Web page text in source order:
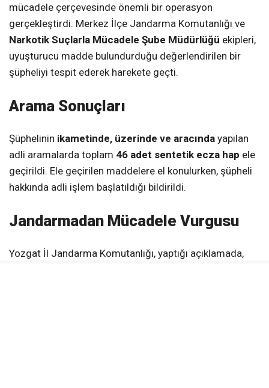
mücadele çerçevesinde önemli bir operasyon
gerçekleştirdi. Merkez İlçe Jandarma Komutanlığı ve
Narkotik Suçlarla Mücadele Şube Müdürlüğü ekipleri,
uyuşturucu madde bulundurduğu değerlendirilen bir
şüpheliyi tespit ederek harekete geçti.
Arama Sonuçları
Şüphelinin ikametinde, üzerinde ve aracında yapılan
adli aramalarda toplam 46 adet sentetik ecza hap ele
geçirildi. Ele geçirilen maddelere el konulurken, şüpheli
hakkında adli işlem başlatıldığı bildirildi.
Jandarmadan Mücadele Vurgusu
Yozgat İl Jandarma Komutanlığı, yaptığı açıklamada,